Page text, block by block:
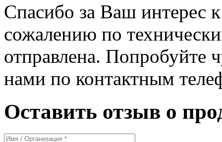
Спасибо за Ваш интерес
сожалению по
отправлена. Попробуйте
нами по контактным
Оставить отзыв о